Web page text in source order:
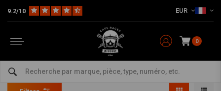
9.2/10 EUR
0
Câbles
Home Marques Triumph Câbles